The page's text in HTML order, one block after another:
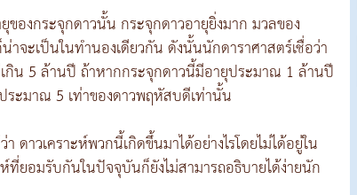
องกระจุกดาวนั้น กระจุกดาวอายุยิ่งมาก มวลของ
จะเป็นในทำนองเดียวกัน ดังนั้นนักดาราศาสตร์เชื่อว่า
กิน 5 ล้านปี ถ้าหากกระจุกดาวนี้มีอายุประมาณ 1 ล้านปี
ระมาณ 5 เท่าของดาวพฤหัสบดีเท่านั้น
าวเคราะห์พวกนี้เกิดขึ้นมาได้อย่างไรโดยไม่ได้อยู่ใน
ยอมรับกันในปัจจุบันก็ยังไม่สามารถอธิบายได้ง่ายนัก